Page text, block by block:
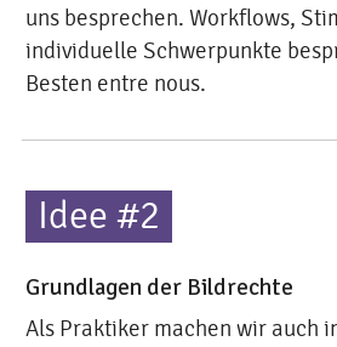
uns besprechen. Workflows,
individuelle Schwerpunkte
Besten entre nous.
Idee #2
Grundlagen der Bildrechte
Als Praktiker machen wir auch